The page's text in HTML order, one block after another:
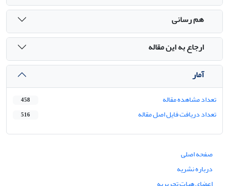
هم رسانی
ارجاع به این مقاله
آمار
تعداد مشاهده مقاله 458
تعداد دریافت فایل اصل مقاله 516
صفحه اصلی
درباره نشریه